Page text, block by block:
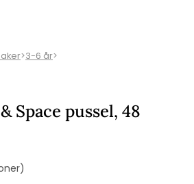
>3-6 år>
Space pussel, 48